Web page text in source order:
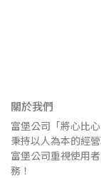
關於我們
富堡公司「將心比
秉持以人為本的經
富堡公司重視使用
務！